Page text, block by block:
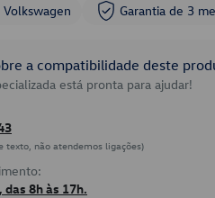
Garantia de 3
a compatibilidade deste
está pronta para ajudar!
texto, não atendemos ligações)
8h às 17h.